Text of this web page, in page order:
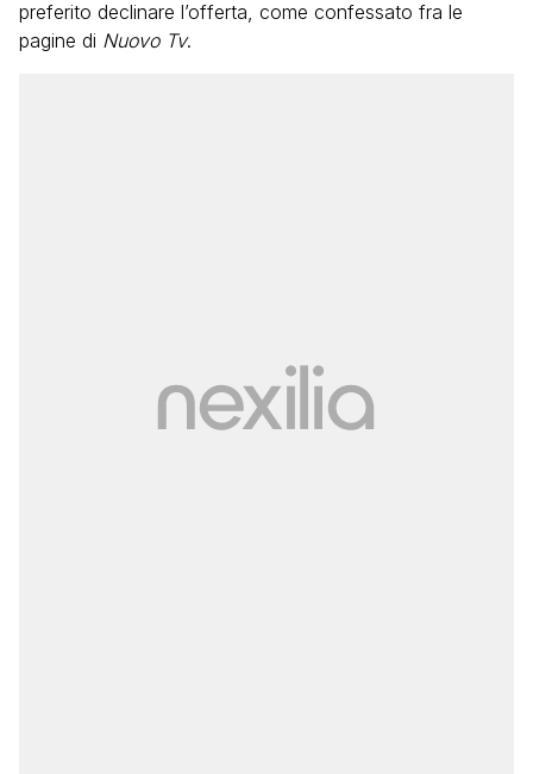
preferito declinare l’offerta, come confessato fra le
pagine di Nuovo Tv.